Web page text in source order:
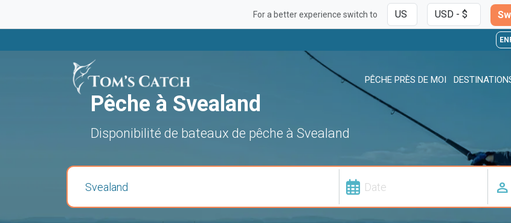
For a better experience switch to
PÊCHE PRÈS DE MOI
Pêche à Svealand
Disponibilité de bateaux de pêche à Svealand
person